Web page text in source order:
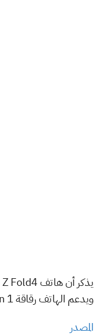
ويدعم الهاتف رقاقة Snapdragon 8+ Gen 1.
المصدر